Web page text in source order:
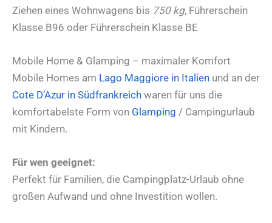
Ziehen eines Wohnwagens bis 750 kg, Führerschein
Klasse B96 oder Führerschein Klasse BE
Mobile Home & Glamping – maximaler Komfort
Mobile Homes am Lago Maggiore in Italien und an der
Cote D’Azur in Südfrankreich waren für uns die
komfortabelste Form von Glamping / Campingurlaub
mit Kindern.
Für wen geeignet:
Perfekt für Familien, die Campingplatz-Urlaub ohne
großen Aufwand und ohne Investition wollen.